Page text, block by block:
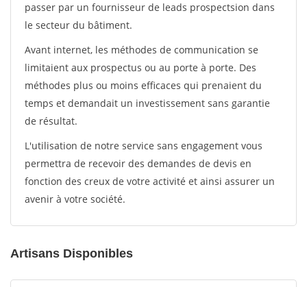
passer par un fournisseur de leads prospectsion dans
le secteur du bâtiment.
Avant internet, les méthodes de communication se
limitaient aux prospectus ou au porte à porte. Des
méthodes plus ou moins efficaces qui prenaient du
temps et demandait un investissement sans garantie
de résultat.
L'utilisation de notre service sans engagement vous
permettra de recevoir des demandes de devis en
fonction des creux de votre activité et ainsi assurer un
avenir à votre société.
Artisans Disponibles